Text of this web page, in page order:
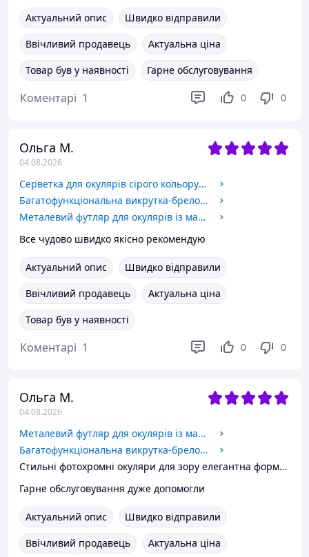
Актуальний опис
Швидко відправили
Ввічливий продавець
Актуальна ціна
Товар був у наявності
Гарне обслуговування
Коментарі 1 0 0
Ольга М.
04.08.2026
Серветка для окулярів сірого кольору компактний та корисний аксесуар для кожного, хто носить окуляри.
Багатофункціональна викрутка-брелок 3в1
Металевий футляр для окулярів із магнітним закриттям.
Все чудово швидко якісно рекомендую
Актуальний опис
Швидко відправили
Ввічливий продавець
Актуальна ціна
Товар був у наявності
Коментарі 1 0 0
Ольга М.
04.08.2026
Металевий футляр для окулярів із магнітним закриттям.
Багатофункціональна викрутка-брелок 3в1
Стильні фотохромні окуляри для зору елегантна форма «бабочка» в металі. Код 015 С1.
Гарне обслуговування дуже допомогли
Актуальний опис
Швидко відправили
Ввічливий продавець
Актуальна ціна